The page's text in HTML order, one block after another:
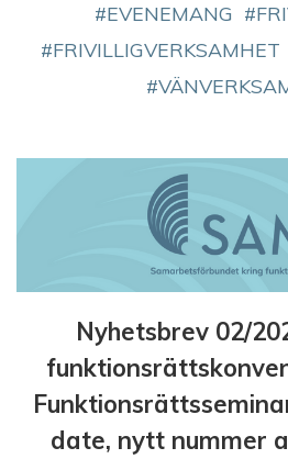
EVENEMANG
FRIVILLIGVERKSAMHET
Nyhetsbrev 02/
date, nytt nummer